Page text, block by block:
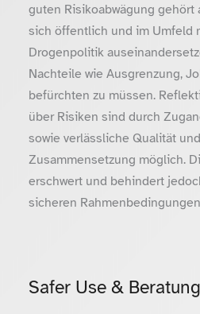
guten Risikoabwägung
sich öffentlich und im Umfeld
Drogenpolitik
Nachteile wie Ausgrenzung,
befürchten zu müssen.
über Risiken sind durch
sowie verlässliche Qualität
Zusammensetzung möglich.
erschwert und behindert
sicheren
Safer Use & Beratung